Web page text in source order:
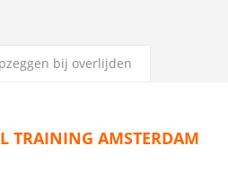
bij overlijden
TRAINING AMSTERDAM